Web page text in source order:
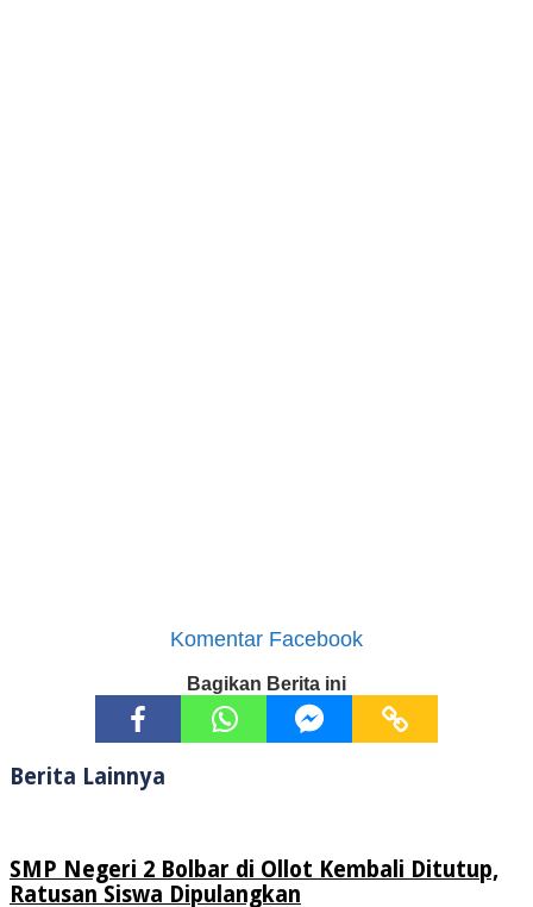
Komentar Facebook
Bagikan Berita ini
Berita Lainnya
SMP Negeri 2 Bolbar di Ollot Kembali Ditutup,
Ratusan Siswa Dipulangkan